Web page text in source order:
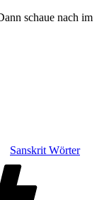
schaue nach im
Sanskrit Wörter